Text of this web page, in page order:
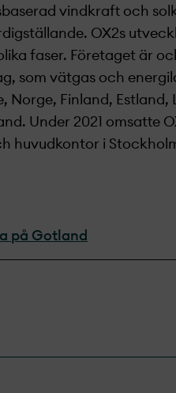
vindkraft och
OX2s
faser. Företaget är
som vätgas och
Norge, Finland, Estland,
Under 2021 omsatte
huvudkontor i
på Gotland